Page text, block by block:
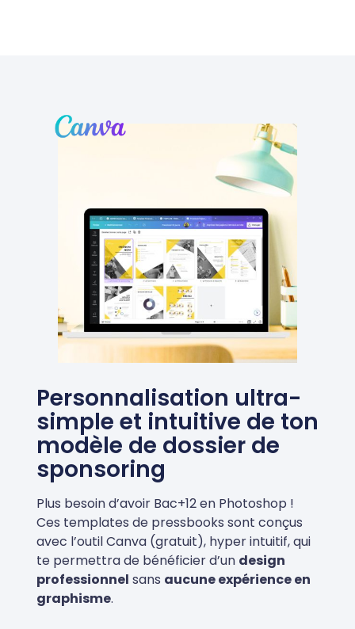
Personnalisation ultra-
simple et intuitive de ton
modèle de dossier de
sponsoring
Plus besoin d’avoir Bac+12 en Photoshop !
Ces templates de pressbooks sont conçus
avec l’outil Canva (gratuit), hyper intuitif, qui
te permettra de bénéficier d’un design
professionnel sans aucune expérience en
graphisme.